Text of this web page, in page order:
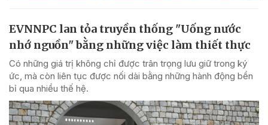
EVNNPC lan tỏa truyền thống "Uống nước
nhớ nguồn" bằng những việc làm thiết thực
Có những giá trị không chỉ được trân trọng lưu giữ trong ký
ức, mà còn liên tục được nối dài bằng những hành động bền
bỉ qua nhiều thế hệ.